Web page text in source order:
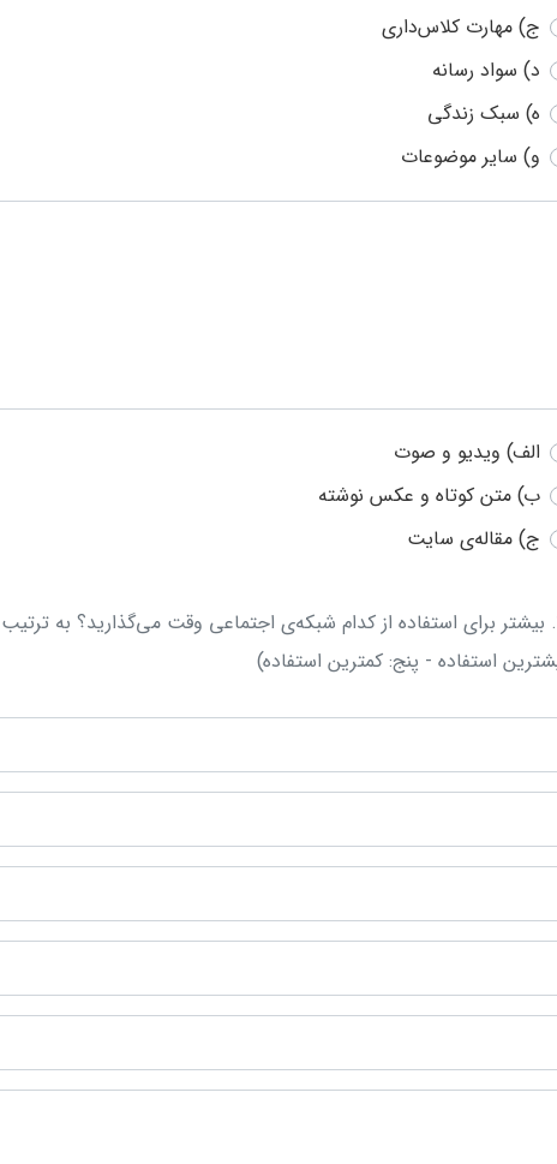
ج) مهارت کلاس‌داری
د) سواد رسانه
ه) سبک زندگی
و) سایر موضوعات
الف) ویدیو و صوت
ب) متن کوتاه و عکس نوشته
ج) مقاله‌ی سایت
3. بیشتر برای استفاده از کدام شبکه‌ی اجتماعی وقت‌ می‌گذارید؟ به
استفاده - پنج: کمترین استفاده)